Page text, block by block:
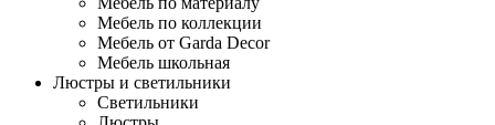
Мебель по коллекции
Мебель от Garda Decor
Мебель школьная
Люстры и светильники
Светильники